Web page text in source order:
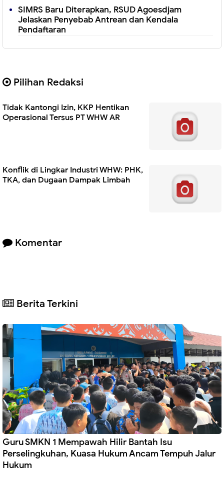
SIMRS Baru Diterapkan, RSUD Agoesdjam
Jelaskan Penyebab Antrean dan Kendala
Pendaftaran
Pilihan Redaksi
Tidak Kantongi Izin, KKP Hentikan
Operasional Tersus PT WHW AR
Konflik di Lingkar Industri WHW: PHK,
TKA, dan Dugaan Dampak Limbah
Komentar
Berita Terkini
Guru SMKN 1 Mempawah Hilir Bantah Isu
Perselingkuhan, Kuasa Hukum Ancam Tempuh Jalur
Hukum